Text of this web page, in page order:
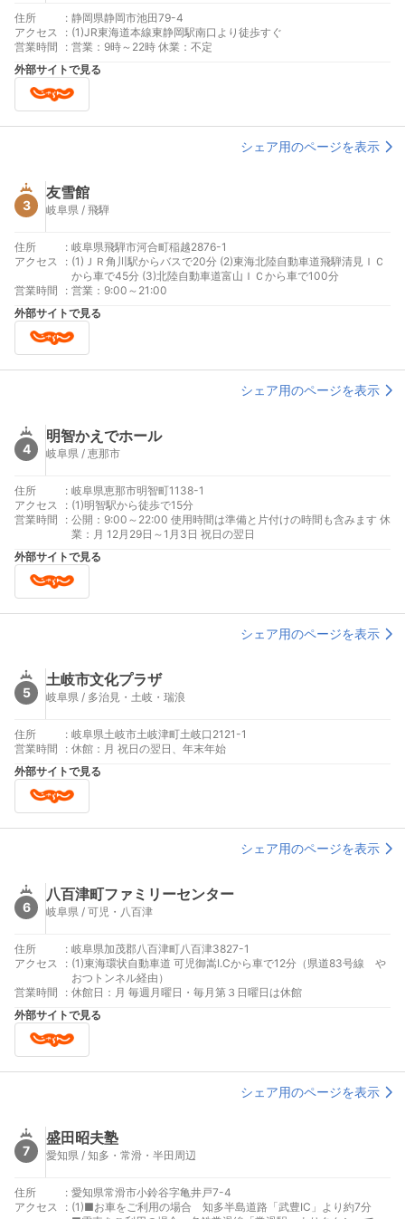
住所 : 静岡県静岡市池田79-4
アクセス
: (1)JR東海道本線東静岡駅南口より徒歩すぐ
営業時間
: 営業：9時～22時 休業：不定
外部サイトで見る
シェア用のページを表示
3
友雪館
岐阜県 / 飛騨
住所 : 岐阜県飛騨市河合町稲越2876-1
アクセス
: (1)ＪＲ角川駅からバスで20分 (2)東海北陸自動車道飛騨清見ＩＣ
から車で45分 (3)北陸自動車道富山ＩＣから車で100分
営業時間
: 営業：9:00～21:00
外部サイトで見る
シェア用のページを表示
4
明智かえでホール
岐阜県 / 恵那市
住所 : 岐阜県恵那市明智町1138-1
アクセス
: (1)明智駅から徒歩で15分
営業時間
: 公開：9:00～22:00 使用時間は準備と片付けの時間も含みます 休
業：月 12月29日～1月3日 祝日の翌日
外部サイトで見る
シェア用のページを表示
5
土岐市文化プラザ
岐阜県 / 多治見・土岐・瑞浪
住所 : 岐阜県土岐市土岐津町土岐口2121-1
営業時間
: 休館：月 祝日の翌日、年末年始
外部サイトで見る
シェア用のページを表示
6
八百津町ファミリーセンター
岐阜県 / 可児・八百津
住所 : 岐阜県加茂郡八百津町八百津3827-1
アクセス
: (1)東海環状自動車道 可児御嵩I.Cから車で12分（県道83号線 や
おつトンネル経由）
営業時間
: 休館日：月 毎週月曜日・毎月第３日曜日は休館
外部サイトで見る
シェア用のページを表示
7
盛田昭夫塾
愛知県 / 知多・常滑・半田周辺
住所 : 愛知県常滑市小鈴谷字亀井戸7-4
アクセス
: (1)■お車をご利用の場合 知多半島道路「武豊IC」より約7分